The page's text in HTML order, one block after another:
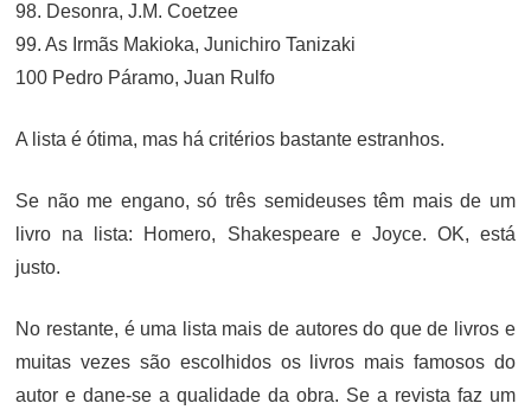
98. Desonra, J.M. Coetzee
99. As Irmãs Makioka, Junichiro Tanizaki
100 Pedro Páramo, Juan Rulfo
A lista é ótima, mas há critérios bastante estranhos.
Se não me engano, só três semideuses têm mais de um
livro na lista: Homero, Shakespeare e Joyce. OK, está
justo.
No restante, é uma lista mais de autores do que de livros e
muitas vezes são escolhidos os livros mais famosos do
autor e dane-se a qualidade da obra. Se a revista faz um